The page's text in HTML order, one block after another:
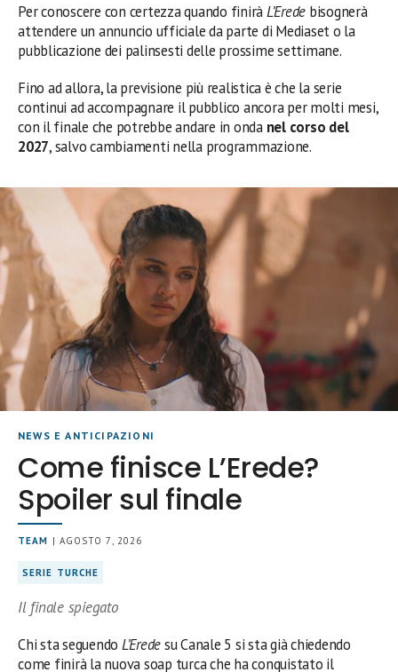
Per conoscere con certezza quando finiràL’Erede bisognerà
attendere un annuncio ufficiale da parte di Mediaset o la
pubblicazione dei palinsesti delle prossime settimane.
Fino ad allora, la previsione più realistica è che la serie
continui ad accompagnare il pubblico ancora per molti mesi,
con il finale che potrebbe andare in onda nel corso del
2027, salvo cambiamenti nella programmazione.
NEWS E ANTICIPAZIONI
Come finisce L’Erede?
Spoiler sul finale
TEAM | AGOSTO 7, 2026
SERIE TURCHE
Il finale spiegato
Chi sta seguendo L’Eredesu Canale 5 si sta già chiedendo
come finirà la nuova soap turca che ha conquistato il